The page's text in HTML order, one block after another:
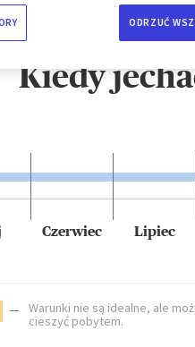
Kiedy
Czerwiec Lipiec
Warunki nie są idealne, ale
cieszyć pobytem.
ODRZUĆ